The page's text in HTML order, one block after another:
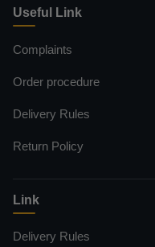
Useful Link
Complaints
Order procedure
Delivery Rules
Return Policy
Link
Delivery Rules